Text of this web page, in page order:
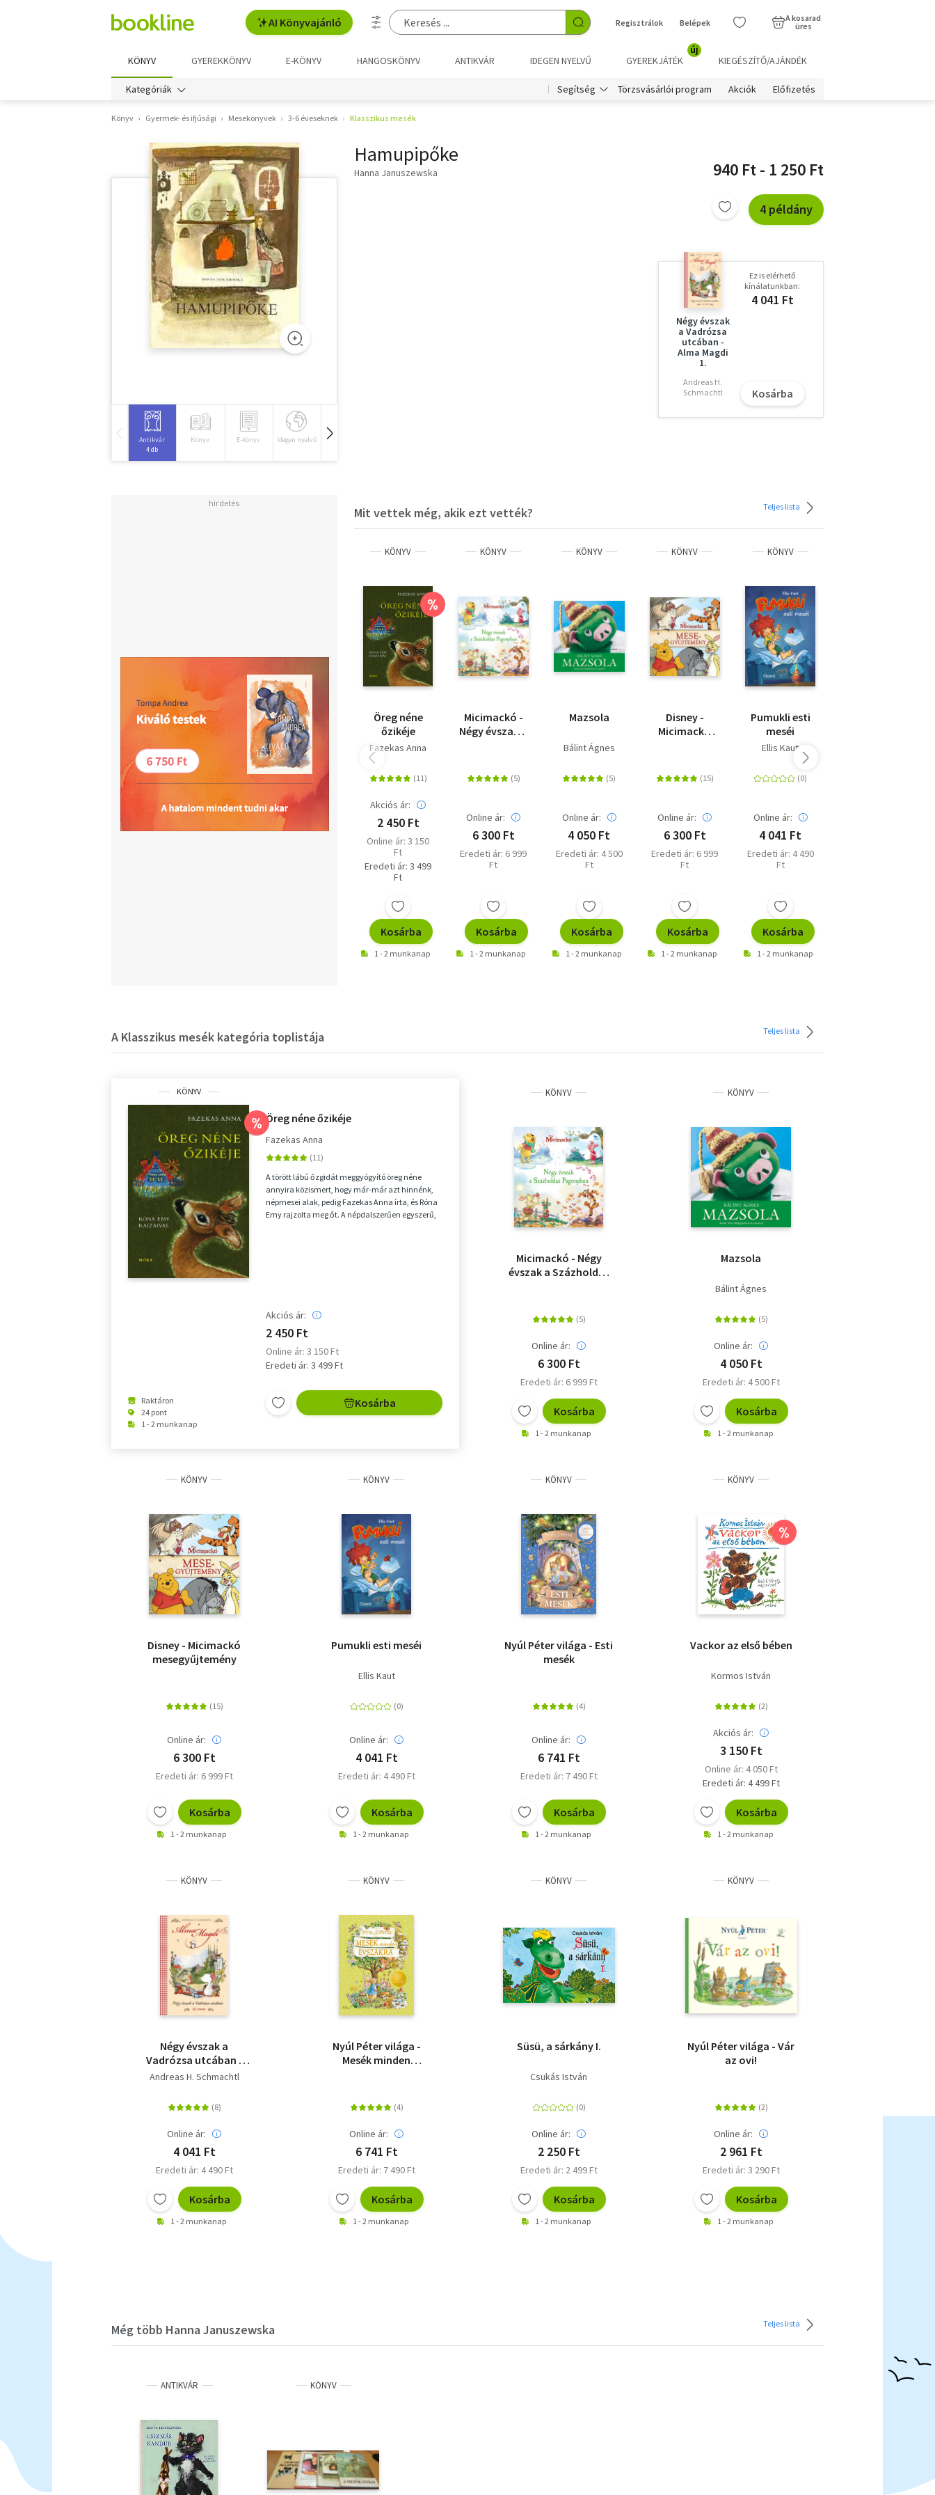
AI Könyvajánló Regisztrálok Belépek
A kosarad
üres
KÖNYV GYEREKKÖNYV E-KÖNYV HANGOSKÖNYV ANTIKVÁR IDEGEN NYELVŰ GYEREKJÁTÉK
új
KIEGÉSZÍTŐ/AJÁNDÉK
Kategóriák Segítség Törzsvásárlói program Akciók Előfizetés
Könyv Gyermek- és ifjúsági Mesekönyvek 3-6 éveseknek Klasszikus mesék
Antikvár
4 db
Könyv E-könyv Idegen nyelvű Hangoskönyv
Hamupipőke
Hanna Januszewska 940 Ft - 1 250 Ft
4 példány
Négy évszak
a Vadrózsa
utcában -
Alma Magdi
1.
Andreas H.
Schmachtl
Ez is elérhető
kínálatunkban:
4 041 Ft
Kosárba
Mit vettek még, akik ezt vették? Teljes lista
KÖNYV
%
Öreg néne
őzikéje
Fazekas Anna
Akciós ár:
2 450 Ft
Online ár: 3 150
Ft
Eredeti ár: 3 499
Ft
Kosárba
1 - 2 munkanap
KÖNYV
Micimackó -
Négy évszak a
Online ár:
6 300 Ft
Eredeti ár: 6 999
Ft
Kosárba
1 - 2 munkanap
KÖNYV
Mazsola
Bálint Ágnes
Online ár:
4 050 Ft
Eredeti ár: 4 500
Ft
Kosárba
1 - 2 munkanap
KÖNYV
Disney -
Micimackó
Online ár:
6 300 Ft
Eredeti ár: 6 999
Ft
Kosárba
1 - 2 munkanap
KÖNYV
Pumukli esti
meséi
Ellis Kaut
Online ár:
4 041 Ft
Eredeti ár: 4 490
Ft
Kosárba
1 - 2 munkanap
A Klasszikus mesék kategória toplistája Teljes lista
KÖNYV
%
Raktáron
24 pont
1 - 2 munkanap
Öreg néne őzikéje
Fazekas Anna
A törött lábú őzgidát meggyógyító öreg néne
annyira közismert, hogy már-már azt hinnénk,
népmesei alak, pedig Fazekas Anna írta, és Róna
Emy rajzolta meg őt. A népdalszerűen egyszerű,
Akciós ár:
2 450 Ft
Online ár: 3 150 Ft
Eredeti ár: 3 499 Ft
Kosárba
KÖNYV
Micimackó - Négy
évszak a Százholdas
Online ár:
6 300 Ft
Eredeti ár: 6 999 Ft
Kosárba
1 - 2 munkanap
KÖNYV
Mazsola
Bálint Ágnes
Online ár:
4 050 Ft
Eredeti ár: 4 500 Ft
Kosárba
1 - 2 munkanap
KÖNYV
Disney - Micimackó
mesegyűjtemény
Online ár:
6 300 Ft
Eredeti ár: 6 999 Ft
Kosárba
1 - 2 munkanap
KÖNYV
Pumukli esti meséi
Ellis Kaut
Online ár:
4 041 Ft
Eredeti ár: 4 490 Ft
Kosárba
1 - 2 munkanap
KÖNYV
Nyúl Péter világa - Esti
mesék
Online ár:
6 741 Ft
Eredeti ár: 7 490 Ft
Kosárba
1 - 2 munkanap
KÖNYV
%
Vackor az első bében
Kormos István
Akciós ár:
3 150 Ft
Online ár: 4 050 Ft
Eredeti ár: 4 499 Ft
Kosárba
1 - 2 munkanap
KÖNYV
Négy évszak a
Vadrózsa utcában -
Alma Magdi 1. - 34
Andreas H. Schmachtl
Online ár:
4 041 Ft
Eredeti ár: 4 490 Ft
Kosárba
1 - 2 munkanap
KÖNYV
Nyúl Péter világa -
Mesék minden
Online ár:
6 741 Ft
Eredeti ár: 7 490 Ft
Kosárba
1 - 2 munkanap
KÖNYV
Süsü, a sárkány I.
Csukás István
Online ár:
2 250 Ft
Eredeti ár: 2 499 Ft
Kosárba
1 - 2 munkanap
KÖNYV
Nyúl Péter világa - Vár
az ovi!
Online ár:
2 961 Ft
Eredeti ár: 3 290 Ft
Kosárba
1 - 2 munkanap
Még több Hanna Januszewska Teljes lista
ANTIKVÁR KÖNYV